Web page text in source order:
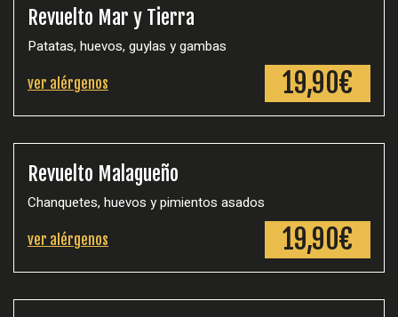
Revuelto Mar y Tierra
Patatas, huevos, guylas y gambas
ver alérgenos 19,90€
Revuelto Malagueño
Chanquetes, huevos y pimientos asados
ver alérgenos 19,90€